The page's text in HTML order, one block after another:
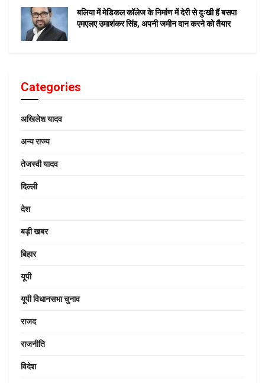
बलिया में मेडिकल कॉलेज के निर्माण में देरी से दुःखी हैं बसपा
एमएलए उमाशंकर सिंह, अपनी जमीन दान करने को तैयार
Categories
अखिलेश यादव
अन्य राज्य
तेजस्वी यादव
दिल्ली
देश
बड़ी खबर
बिहार
यूपी
यूपी विधानसभा चुनाव
राजद
राजनीति
विदेश